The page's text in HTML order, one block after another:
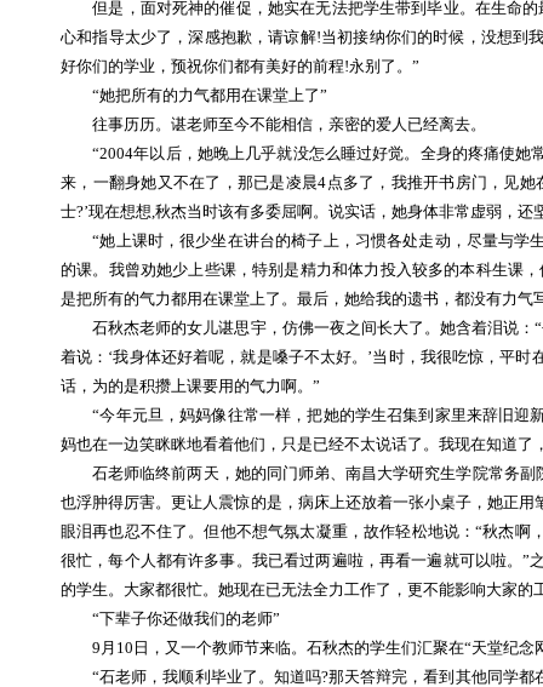
但是，面对死神的催促，她实在无法把学生带到毕业。在生命的
心和指导太少了，深感抱歉，请谅解!当初接纳你们的时候，没想到
好你们的学业，预祝你们都有美好的前程!永别了。”
“她把所有的力气都用在课堂上了”
往事历历。谌老师至今不能相信，亲密的爱人已经离去。
“2004年以后，她晚上几乎就没怎么睡过好觉。全身的疼痛使她
来，一翻身她又不在了，那已是凌晨4点多了，我推开书房门，见
士?’现在想想,秋杰当时该有多委屈啊。说实话，她身体非常虚弱，
“她上课时，很少坐在讲台的椅子上，习惯各处走动，尽量与学
的课。我曾劝她少上些课，特别是精力和体力投入较多的本科生课
是把所有的气力都用在课堂上了。最后，她给我的遗书，都没有力
石秋杰老师的女儿谌思宇，仿佛一夜之间长大了。她含着泪说：
着说：‘我身体还好着呢，就是嗓子不太好。’当时，我很吃惊，平
话，为的是积攒上课要用的气力啊。”
“今年元旦，妈妈像往常一样，把她的学生召集到家里来辞旧迎
妈也在一边笑眯眯地看着他们，只是已经不太说话了。我现在知道了
石老师临终前两天，她的同门师弟、南昌大学研究生学院常务副
也浮肿得厉害。更让人震惊的是，病床上还放着一张小桌子，她正
眼泪再也忍不住了。但他不想气氛太凝重，故作轻松地说：“秋杰
很忙，每个人都有许多事。我已看过两遍啦，再看一遍就可以啦。
的学生。大家都很忙。她现在已无法全力工作了，更不能影响大家的
“下辈子你还做我们的老师”
9月10日，又一个教师节来临。石秋杰的学生们汇聚在“天堂纪念
“石老师，我顺利毕业了。知道吗?那天答辩完，看到其他同学都